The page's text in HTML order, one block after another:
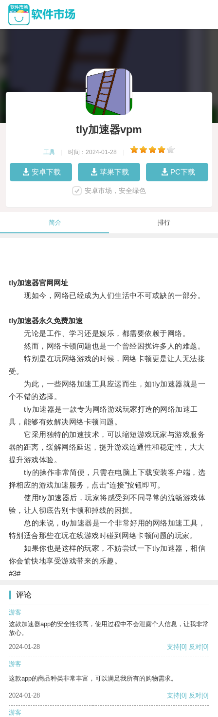
tly加速器vpm
工具 时间：2024-01-28
安卓下载 苹果下载 PC下载
安卓市场，安全绿色
简介 排行
tly加速器官网网址
现如今，网络已经成为人们生活中不可或缺的一部分。
tly加速器永久免费加速
无论是工作、学习还是娱乐，都需要依赖于网络。
然而，网络卡顿问题也是一个曾经困扰许多人的难题。
特别是在玩网络游戏的时候，网络卡顿更是让人无法接
受。
为此，一些网络加速工具应运而生，如tly加速器就是一
个不错的选择。
tly加速器是一款专为网络游戏玩家打造的网络加速工
具，能够有效解决网络卡顿问题。
它采用独特的加速技术，可以缩短游戏玩家与游戏服务
器的距离，缓解网络延迟，提升游戏连通性和稳定性，大大
提升游戏体验。
tly的操作非常简便，只需在电脑上下载安装客户端，选
择相应的游戏加速服务，点击“连接”按钮即可。
使用tly加速器后，玩家将感受到不同寻常的流畅游戏体
验，让人彻底告别卡顿和掉线的困扰。
总的来说，tly加速器是一个非常好用的网络加速工具，
特别适合那些在玩在线游戏时碰到网络卡顿问题的玩家。
如果你也是这样的玩家，不妨尝试一下tly加速器，相信
你会愉快地享受游戏带来的乐趣。
#3#
评论
游客
这款加速器app的安全性很高，使用过程中不会泄露个人信息，让我非常
放心。
2024-01-28
支持[0] 反对[0]
游客
这款app的商品种类非常丰富，可以满足我所有的购物需求。
2024-01-28 支持[0] 反对[0]
游客